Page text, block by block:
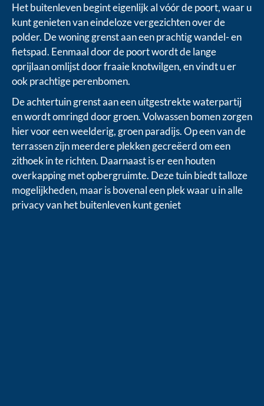
Het buitenleven begint eigenlijk al vóór de poort, waar u
kunt genieten van eindeloze vergezichten over de
polder. De woning grenst aan een prachtig wandel- en
fietspad. Eenmaal door de poort wordt de lange
oprijlaan omlijst door fraaie knotwilgen, en vindt u er
ook prachtige perenbomen.
De achtertuin grenst aan een uitgestrekte waterpartij
en wordt omringd door groen. Volwassen bomen zorgen
hier voor een weelderig, groen paradijs. Op een van de
terrassen zijn meerdere plekken gecreëerd om een
zithoek in te richten. Daarnaast is er een houten
overkapping met opbergruimte. Deze tuin biedt talloze
mogelijkheden, maar is bovenal een plek waar u in alle
privacy van het buitenleven kunt geniet